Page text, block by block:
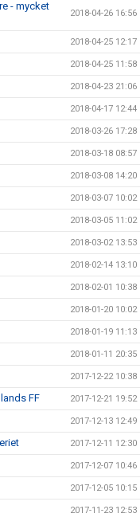
- mycket
2018-04-26 16:56
2018-04-25 12:17
2018-04-25 11:58
2018-04-23 21:06
2018-04-17 12:44
2018-03-26 17:28
2018-03-18 08:57
2018-03-08 14:20
2018-03-07 10:02
2018-03-05 11:02
2018-03-02 13:53
2018-02-14 13:10
2018-02-01 10:38
2018-01-20 10:02
2018-01-19 11:13
2018-01-11 20:35
2017-12-22 10:38
FF 2017-12-21 19:52
2017-12-13 12:49
2017-12-11 12:30
2017-12-07 10:46
2017-12-05 10:15
2017-11-23 12:53